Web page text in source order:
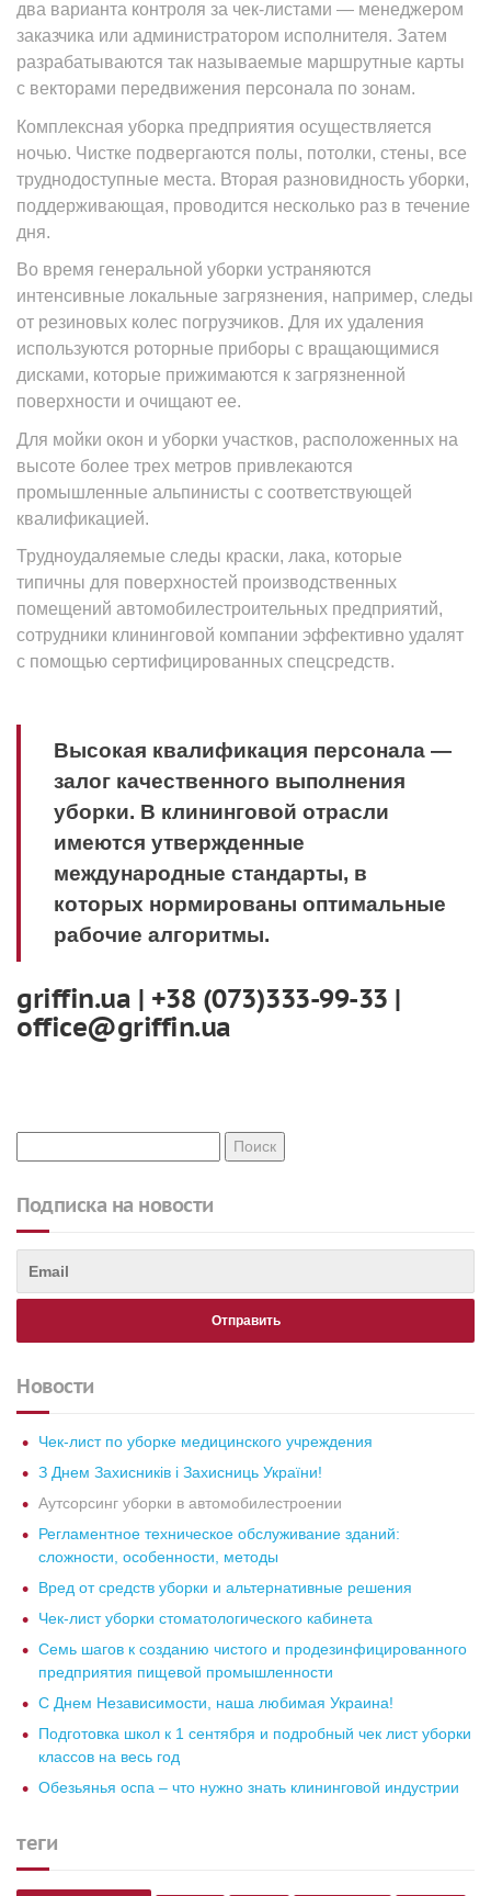
два варианта контроля за чек-листами — менеджером
заказчика или администратором исполнителя. Затем
разрабатываются так называемые маршрутные карты
с векторами передвижения персонала по зонам.
Комплексная уборка предприятия осуществляется
ночью. Чистке подвергаются полы, потолки, стены, все
труднодоступные места. Вторая разновидность уборки,
поддерживающая, проводится несколько раз в течение
дня.
Во время генеральной уборки устраняются
интенсивные локальные загрязнения, например, следы
от резиновых колес погрузчиков. Для их удаления
используются роторные приборы с вращающимися
дисками, которые прижимаются к загрязненной
поверхности и очищают ее.
Для мойки окон и уборки участков, расположенных на
высоте более трех метров привлекаются
промышленные альпинисты с соответствующей
квалификацией.
Трудноудаляемые следы краски, лака, которые
типичны для поверхностей производственных
помещений автомобилестроительных предприятий,
сотрудники клининговой компании эффективно удалят
с помощью сертифицированных спецсредств.
Высокая квалификация персонала —
залог качественного выполнения
уборки. В клининговой отрасли
имеются утвержденные
международные стандарты, в
которых нормированы оптимальные
рабочие алгоритмы.
griffin.ua | +38 (073)333-99-33 |
office@griffin.ua
Подписка на новости
Новости
Чек-лист по уборке медицинского учреждения
З Днем Захисників і Захисниць України!
Аутсорсинг уборки в автомобилестроении
Регламентное техническое обслуживание зданий:
сложности, особенности, методы
Вред от средств уборки и альтернативные решения
Чек-лист уборки стоматологического кабинета
Семь шагов к созданию чистого и продезинфицированного
предприятия пищевой промышленности
С Днем Независимости, наша любимая Украина!
Подготовка школ к 1 сентября и подробный чек лист уборки
классов на весь год
Обезьянья оспа – что нужно знать клининговой индустрии
теги